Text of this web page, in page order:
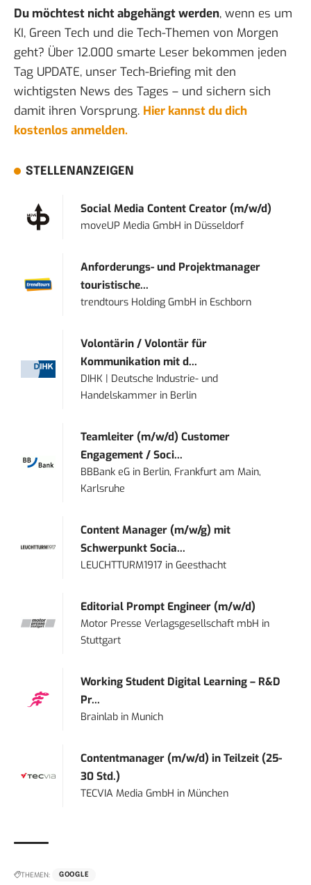
Du möchtest nicht abgehängt werden, wenn es um
KI, Green Tech und die Tech-Themen von Morgen
geht? Über 12.000 smarte Leser bekommen jeden
Tag UPDATE, unser Tech-Briefing mit den
wichtigsten News des Tages – und sichern sich
damit ihren Vorsprung. Hier kannst du dich
kostenlos anmelden.
STELLENANZEIGEN
Social Media Content Creator (m/w/d)
moveUP Media GmbH in Düsseldorf
Anforderungs- und Projektmanager
touristische...
trendtours Holding GmbH in Eschborn
Volontärin / Volontär für
Kommunikation mit d...
DIHK | Deutsche Industrie- und
Handelskammer in Berlin
Teamleiter (m/w/d) Customer
Engagement / Soci...
BBBank eG in Berlin, Frankfurt am Main,
Karlsruhe
Content Manager (m/w/g) mit
Schwerpunkt Socia...
LEUCHTTURM1917 inGeesthacht
Editorial Prompt Engineer (m/w/d)
Motor Presse Verlagsgesellschaft mbH in
Stuttgart
Working Student Digital Learning – R&D
Pr...
Brainlab inMunich
Contentmanager (m/w/d) in Teilzeit (25-
30 Std.)
TECVIA Media GmbH inMünchen
THEMEN: GOOGLE